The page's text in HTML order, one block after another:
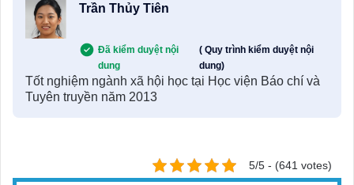
Trần Thủy Tiên
Đã kiểm duyệt nội
dung
( Quy trình kiểm duyệt nội
dung)
Tốt nghiệm ngành xã hội học tại Học viện Báo chí và
Tuyên truyền năm 2013
5/5 - (641 votes)